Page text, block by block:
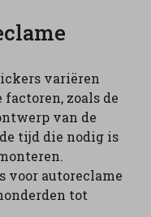
variëren
zoals de
van de
tijd die nodig is
voor autoreclame
tot